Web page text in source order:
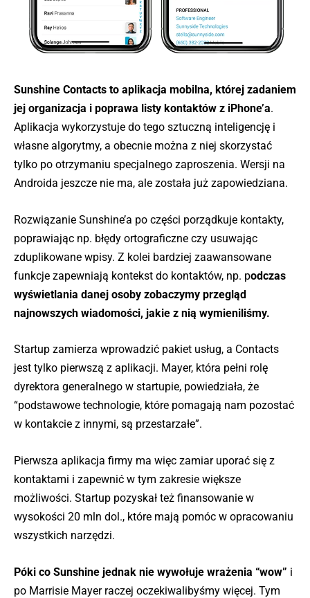
Sunshine Contacts to aplikacja mobilna, której zadaniem
jej organizacja i poprawa listy kontaktów z iPhone’a.
Aplikacja wykorzystuje do tego sztuczną inteligencję i
własne algorytmy, a obecnie można z niej skorzystać
tylko po otrzymaniu specjalnego zaproszenia. Wersji na
Androida jeszcze nie ma, ale została już zapowiedziana.
Rozwiązanie Sunshine’a po części porządkuje kontakty,
poprawiając np. błędy ortograficzne czy usuwając
zduplikowane wpisy. Z kolei bardziej zaawansowane
funkcje zapewniają kontekst do kontaktów, np. podczas
wyświetlania danej osoby zobaczymy przegląd
najnowszych wiadomości, jakie z nią wymieniliśmy.
Startup zamierza wprowadzić pakiet usług, a Contacts
jest tylko pierwszą z aplikacji. Mayer, która pełni rolę
dyrektora generalnego w startupie, powiedziała, że
“podstawowe technologie, które pomagają nam pozostać
w kontakcie z innymi, są przestarzałe”.
Pierwsza aplikacja firmy ma więc zamiar uporać się z
kontaktami i zapewnić w tym zakresie większe
możliwości. Startup pozyskał też finansowanie w
wysokości 20 mln dol., które mają pomóc w opracowaniu
wszystkich narzędzi.
Póki co Sunshine jednak nie wywołuje wrażenia “wow” i
po Marrisie Mayer raczej oczekiwalibyśmy więcej. Tym